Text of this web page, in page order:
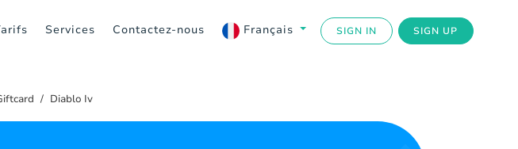
Services Contactez-nous Français SIGN IN SIGN UP
Diablo Iv